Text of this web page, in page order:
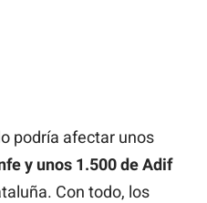
podría afectar unos
y unos 1.500 de Adif
Con todo, los